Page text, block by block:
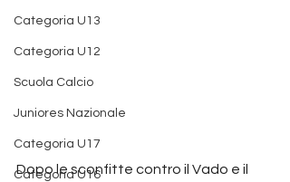
Categoria U13
Categoria U12
Scuola Calcio
Juniores Nazionale
Categoria U17
Categoria U16
Dopo le sconfitte contro il Vado e il